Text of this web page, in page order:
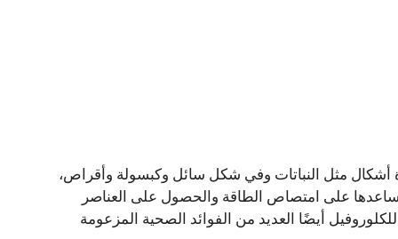
أشكال مثل النباتات وفي شكل سائل وكبسولة وأقراص،
على امتصاص الطاقة والحصول على العناصر
أيضًا العديد من الفوائد الصحية المزعومة